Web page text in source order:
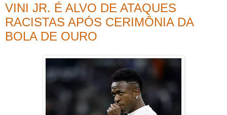
VINI JR. É ALVO DE ATAQUES
RACISTAS APÓS CERIMÔNIA DA
BOLA DE OURO